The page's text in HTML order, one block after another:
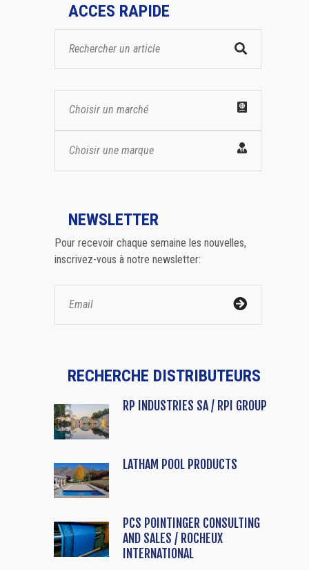
ACCES RAPIDE
Choisir un marché
Choisir une marque
NEWSLETTER
Pour recevoir chaque semaine les nouvelles,
inscrivez-vous à notre newsletter:
RECHERCHE DISTRIBUTEURS
RP INDUSTRIES SA / RPI GROUP
LATHAM POOL PRODUCTS
PCS POINTINGER CONSULTING
AND SALES / ROCHEUX
INTERNATIONAL